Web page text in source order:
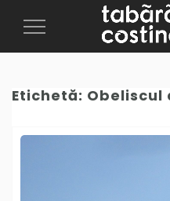
Toggle
Etichetă: Obeliscul